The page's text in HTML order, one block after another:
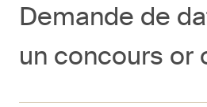
Demande de
un concours or